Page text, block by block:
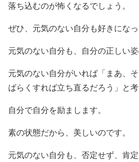
落ち込むのが怖くなるでしょう。
ぜひ、元気のない自分も好きになっ
元気のない自分も、自分の正しい姿
元気のない自分がいれば「まあ、
ばらくすれば立ち直るだろう」と考
自分で自分を励まします。
素の状態だから、美しいのです。
元気のない自分も、否定せず、肯定